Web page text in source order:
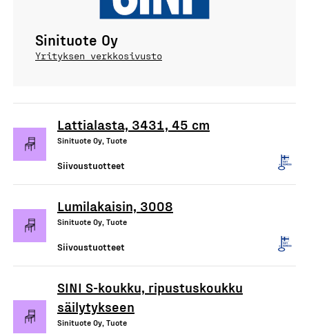
Sinituote Oy
Yrityksen verkkosivusto
Lattialasta, 3431, 45 cm
Sinituote Oy, Tuote
Siivoustuotteet
Lumilakaisin, 3008
Sinituote Oy, Tuote
Siivoustuotteet
SINI S-koukku, ripustuskoukku
säilytykseen
Sinituote Oy, Tuote